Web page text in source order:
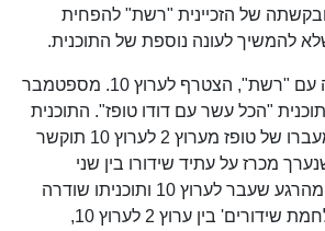
של הזכיינית "רשת" להפחית
להמשיך לעונה נוספת של התוכנית.
מיד לאחר סיום החוזה עם "רשת", הצטרף לערוץ 10. מספטמבר
התוכנית "הכל עשר עם דודו טופז". התוכנית
זכתה לרייטינג נמוך. מעברו של טופז מערוץ 2 לערוץ 10 תוקשר
מכרז על עתיד שידורו בין שני
הערוצים. באותה עת, מהרגע שעבר לערוץ 10 ותוכניתו שודרה
ביום רביעי, החלה 'מלחמת שידורים' בין ערוץ 2 לערוץ 10,